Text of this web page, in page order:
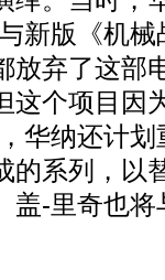
新版《机
放弃了这部
这个项目因
华纳还计划
的系列，以
盖-里奇也